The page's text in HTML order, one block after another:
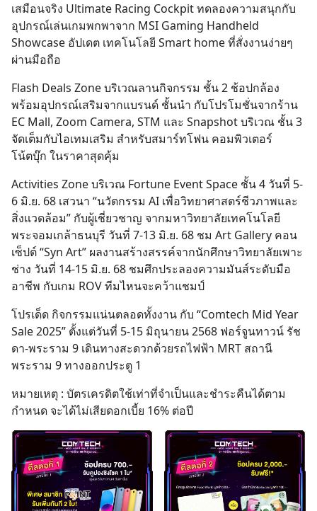
เสมือนจริง Ultimate Racing Cockpit ทดลองความสนุกกับ
อุปกรณ์เล่นเกมพกพาจาก MSI Gaming Handheld
Showcase อัปเดต เทคโนโลยี Smart home ที่สั่งงานง่ายๆ
ผ่านมือถือ
Flash Deals Zone บริเวณลานกิจกรรม ชั้น 2 ช้อปกล้อง
พร้อมอุปกรณ์เสริมจากแบรนด์ ชั้นนำ กับโปรโมชั่นจากร้าน
EC Mall, Zoom Camera, STM และ Snapshot บริเวณ ชั้น 3
จัดเต็มกับไอเทมเสริม สำหรับสมาร์ทโฟน คอมพิวเตอร์
โน้ตบุ๊ก ในราคาสุดคุ้ม
Activities Zone บริเวณ Fortune Event Space ชั้น 4 วันที่ 5-
6 มิ.ย. 68 เสวนา “นวัตกรรม AI เพื่อวิทยาศาสตร์ชีวภาพและ
สิ่งแวดล้อม” กับผู้เชี่ยวชาญ จากมหาวิทยาลัยเทคโนโลยี
พระจอมเกล้าธนบุรี วันที่ 7-13 มิ.ย. 68 ชม Art Gallery คอน
เซ็ปต์ “Syn Art” ผลงานสร้างสรรค์จากนักศึกษาวิทยาลัยเพาะ
ช่าง วันที่ 14-15 มิ.ย. 68 ชมศึกประลองความมันส์ระดับมือ
อาชีพ กับเกม ROV ทีมไหนจะคว้าแชมป์
โปรเด็ด กิจกรรมแน่นตลอดทั้งงาน กับ “Comtech Mid Year
Sale 2025” ตั้งแต่วันที่ 5-15 มิถุนายน 2568 ฟอร์จูนทาวน์ รัช
ดา-พระราม 9 เดินทางสะดวกด้วยรถไฟฟ้า MRT สถานี
พระราม 9 ทางออกประตู 1
หมายเหตุ : บัตรเครดิตใช้เท่าที่จำเป็นและชำระคืนได้ตาม
กำหนด จะได้ไม่เสียดอกเบี้ย 16% ต่อปี